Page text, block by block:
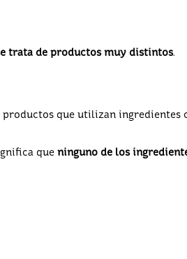
trata de productos muy distintos.
productos que utilizan ingredientes
que ninguno de los